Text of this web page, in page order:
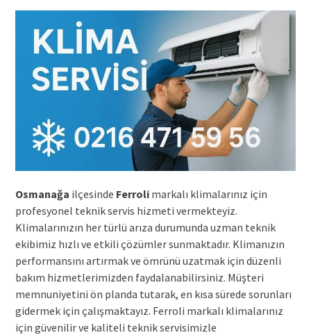
Osmanağa ilçesinde Ferrolimarkalı klimalarınız için
profesyonel teknik servis hizmeti vermekteyiz.
Klimalarınızın her türlü arıza durumunda uzman teknik
ekibimiz hızlı ve etkili çözümler sunmaktadır. Klimanızın
performansını artırmak ve ömrünü uzatmak için düzenli
bakım hizmetlerimizden faydalanabilirsiniz. Müşteri
memnuniyetini ön planda tutarak, en kısa sürede sorunları
gidermek için çalışmaktayız. Ferroli markalı klimalarınız
için güvenilir ve kaliteli teknik servisimizle